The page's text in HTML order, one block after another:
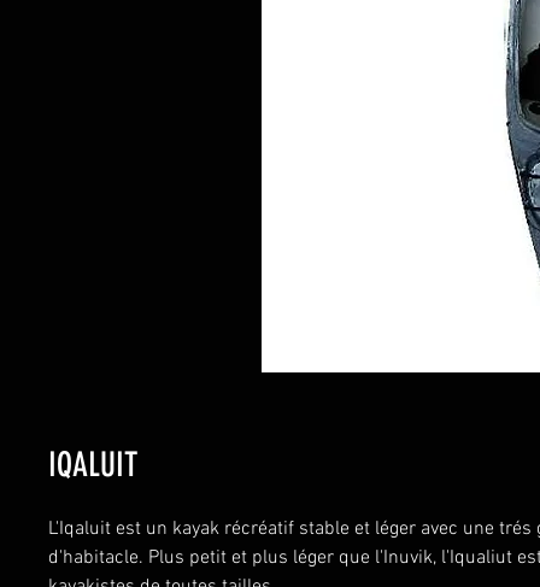
IQALUIT
L'Iqaluit est un kayak récréatif stable et léger avec une trés
d'habitacle. Plus petit et plus léger que l'Inuvik, l'Iqualiut